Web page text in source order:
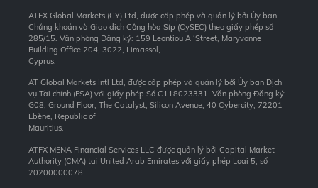
ATFX Global Markets (CY) Ltd, được cấp phép và quản lý bởi Ủy ban
Chứng khoán và Giao dịch Cộng hòa Síp (CySEC) theo giấy phép số
285/15. Văn phòng Đăng ký: 159 Leontiou A ‘Street, Maryvonne
Building Office 204, 3022, Limassol,
Cyprus.
AT Global Markets Intl Ltd, được cấp phép và quản lý bởi Ủy ban Dịch
vụ Tài chính (FSA) với giấy phép Số C118023331. Văn phòng Đăng ký:
G08, Ground Floor, The Catalyst, Silicon Avenue, 40 Cybercity, 72201
Ebène, Republic of
Mauritius.
ATFX MENA Financial Services LLC được quản lý bởi Capital Market
Authority (CMA) tại United Arab Emirates với giấy phép Loại 5, số
20200000078.